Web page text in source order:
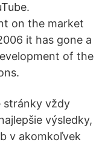
on the market
it has gone a
of the
stránky vždy
výsledky,
v akomkoľvek